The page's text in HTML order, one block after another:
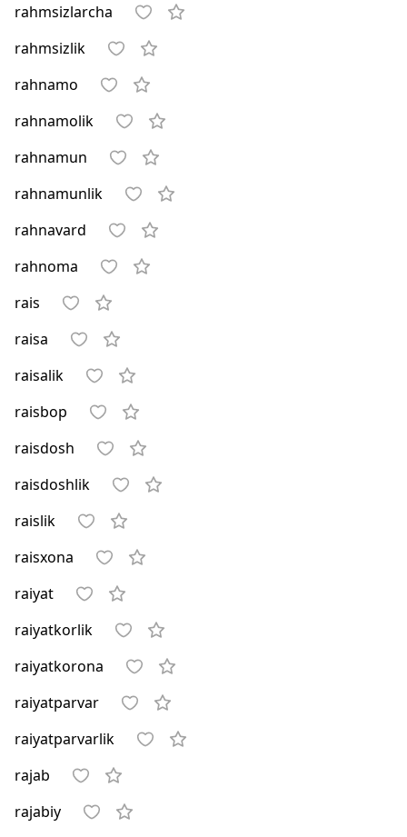
rahmsizlarcha
rahmsizlik
rahnamo
rahnamolik
rahnamun
rahnamunlik
rahnavard
rahnoma
rais
raisa
raisalik
raisbop
raisdosh
raisdoshlik
raislik
raisxona
raiyat
raiyatkorlik
raiyatkorona
raiyatparvar
raiyatparvarlik
rajab
rajabiy